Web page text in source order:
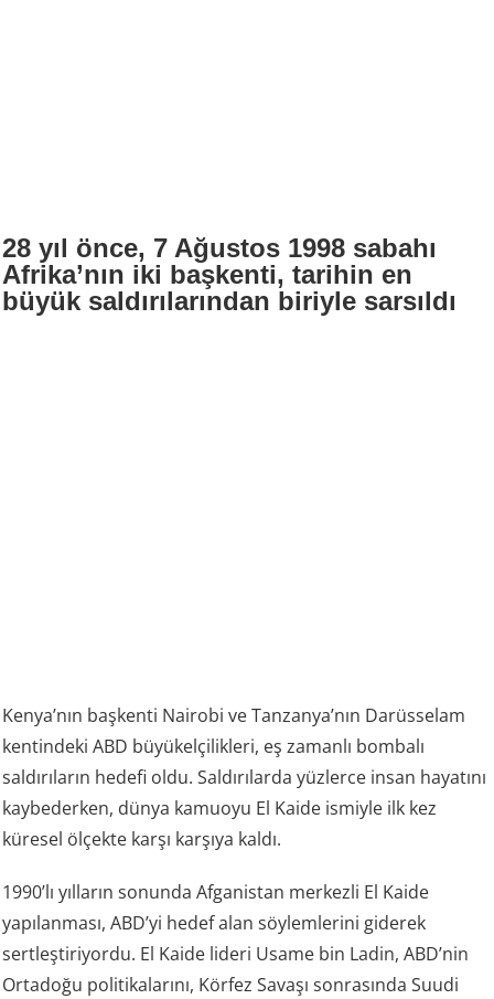
28 yıl önce, 7 Ağustos 1998 sabahı
Afrika’nın iki başkenti, tarihin en
büyük saldırılarından biriyle sarsıldı
Kenya’nın başkenti Nairobi ve Tanzanya’nın Darüsselam
kentindeki ABD büyükelçilikleri, eş zamanlı bombalı
saldırıların hedefi oldu. Saldırılarda yüzlerce insan hayatını
kaybederken, dünya kamuoyu El Kaide ismiyle ilk kez
küresel ölçekte karşı karşıya kaldı.
1990’lı yılların sonunda Afganistan merkezli El Kaide
yapılanması, ABD’yi hedef alan söylemlerini giderek
sertleştiriyordu. El Kaide lideri Usame bin Ladin, ABD’nin
Ortadoğu politikalarını, Körfez Savaşı sonrasında Suudi